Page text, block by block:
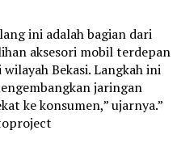
ini adalah bagian dari
aksesori mobil terdepan
Bekasi. Langkah ini
jaringan
ke konsumen,” ujarnya.”